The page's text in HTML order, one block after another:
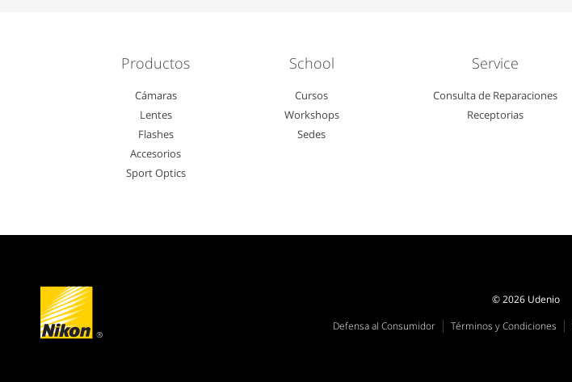
Productos
Cámaras
Lentes
Flashes
Accesorios
Sport Optics
School
Cursos
Workshops
Sedes
Service
Consulta de Reparaciones
Receptorias
© 2026 Udenio
Defensa al Consumidor | Términos y Condiciones |